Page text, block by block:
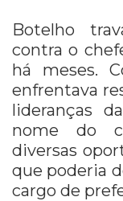
Botelho
contra o
há meses.
enfrentava
lideranças
nome do
diversas
que poderia
cargo de